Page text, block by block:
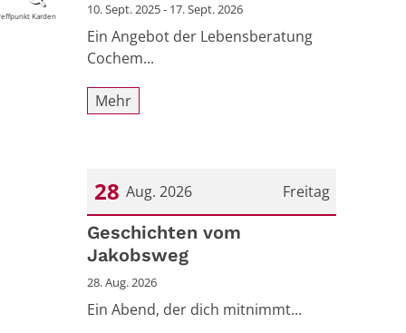
Karden 10. Sept. 2025 - 17. Sept. 2026
Ein Angebot der Lebensberatung
Cochem...
Mehr
Freitag
28 Aug. 2026
Datum: 28. August 2026
Geschichten vom
Jakobsweg
28. Aug. 2026
Ein Abend, der dich mitnimmt...